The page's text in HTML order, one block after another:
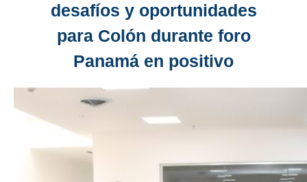
desafíos y oportunidades
para Colón durante foro
Panamá en positivo